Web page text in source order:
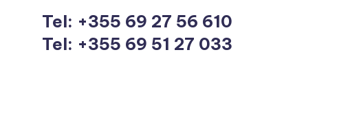
Tel: +355 69 27 56 610
Tel: +355 69 51 27 033